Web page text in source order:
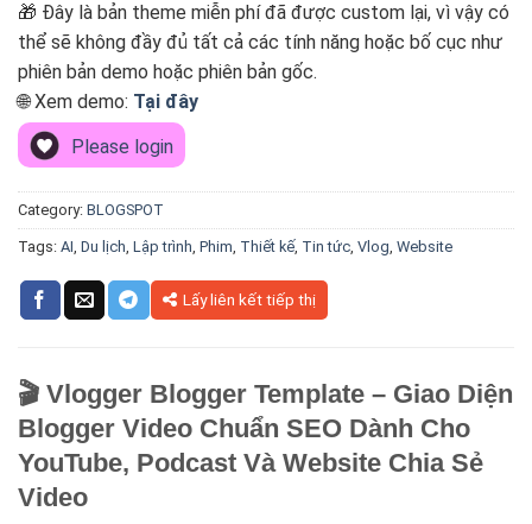
🎁 Đây là bản theme miễn phí đã được custom lại, vì vậy có
thể sẽ không đầy đủ tất cả các tính năng hoặc bố cục như
phiên bản demo hoặc phiên bản gốc.
🌐 Xem demo: Tại đây
Please login
Category: BLOGSPOT
Tags: AI, Du lịch, Lập trình, Phim, Thiết kế, Tin tức, Vlog, Website
Lấy liên kết tiếp thị
🎬 Vlogger Blogger Template – Giao Diện
Blogger Video Chuẩn SEO Dành Cho
YouTube, Podcast Và Website Chia Sẻ
Video